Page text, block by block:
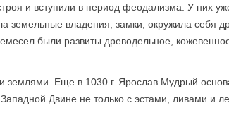
и вступили в период феодализма. У них
земельные владения, замки, окружила себя
были развиты древодельное,
Еще в 1030 г. Ярослав Мудрый
Двине не только с эстами, ливами и